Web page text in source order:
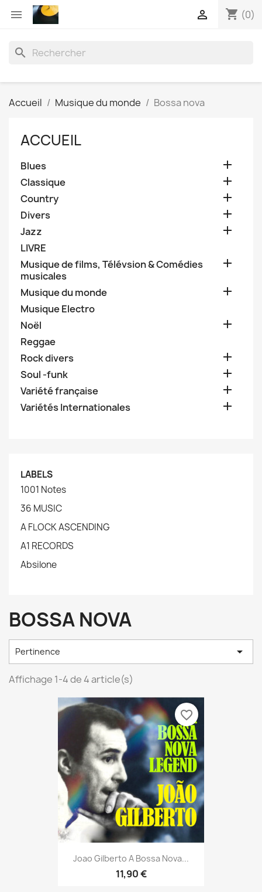
 shopping_cart (0)

search
Accueil Musique du monde Bossa nova
ACCUEIL
Blues 
Classique 
Country 
Divers 
Jazz 
LIVRE
Musique de films, Télévsion & Comédies
musicales

Musique du monde 
Musique Electro
Noël

Reggae
Rock divers

Soul -funk 
Variété française 
Variétés Internationales 
LABELS
1001 Notes
36 MUSIC
A FLOCK ASCENDING
A1 RECORDS
Absilone
BOSSA NOVA
Pertinence 
Affichage 1-4 de 4 article(s)
Joao Gilberto A Bossa Nova...
11,90 €
favorite_border